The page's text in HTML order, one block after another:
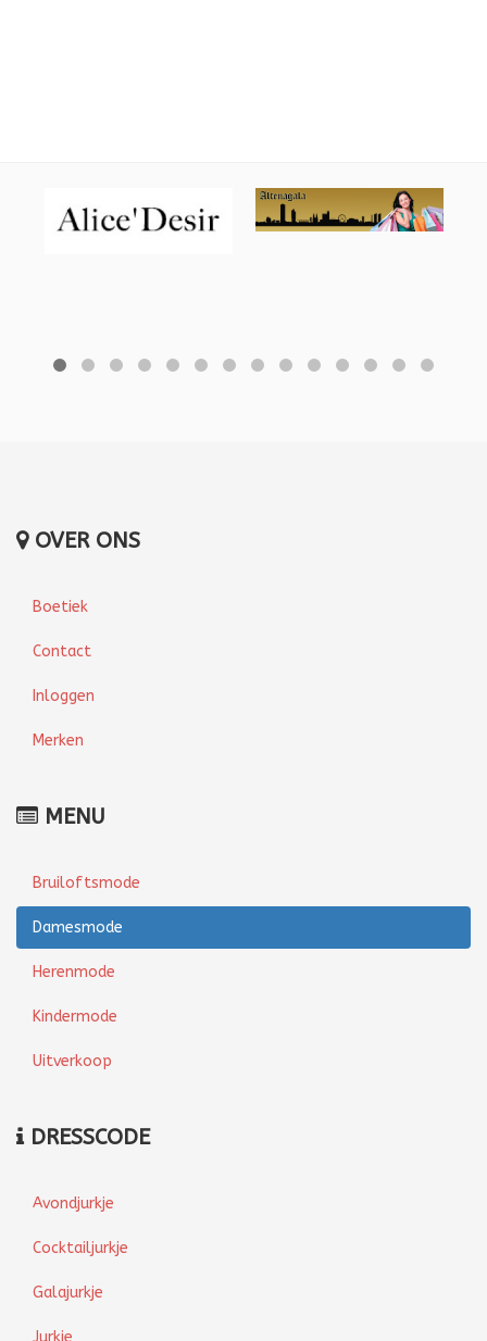
OVER ONS
Boetiek
Contact
Inloggen
Merken
MENU
Bruiloftsmode
Damesmode
Herenmode
Kindermode
Uitverkoop
DRESSCODE
Avondjurkje
Cocktailjurkje
Galajurkje